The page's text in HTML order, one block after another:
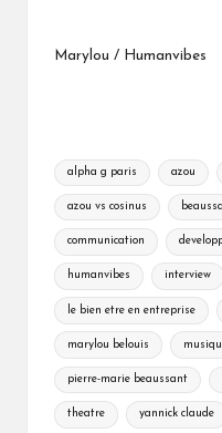
Marylou / Humanvibes
Tags:
alpha g paris azou
azou vs cosinus
communication
humanvibes interview
le bien etre en entreprise
marylou belouis
pierre-marie beaussant
theatre yannick claude